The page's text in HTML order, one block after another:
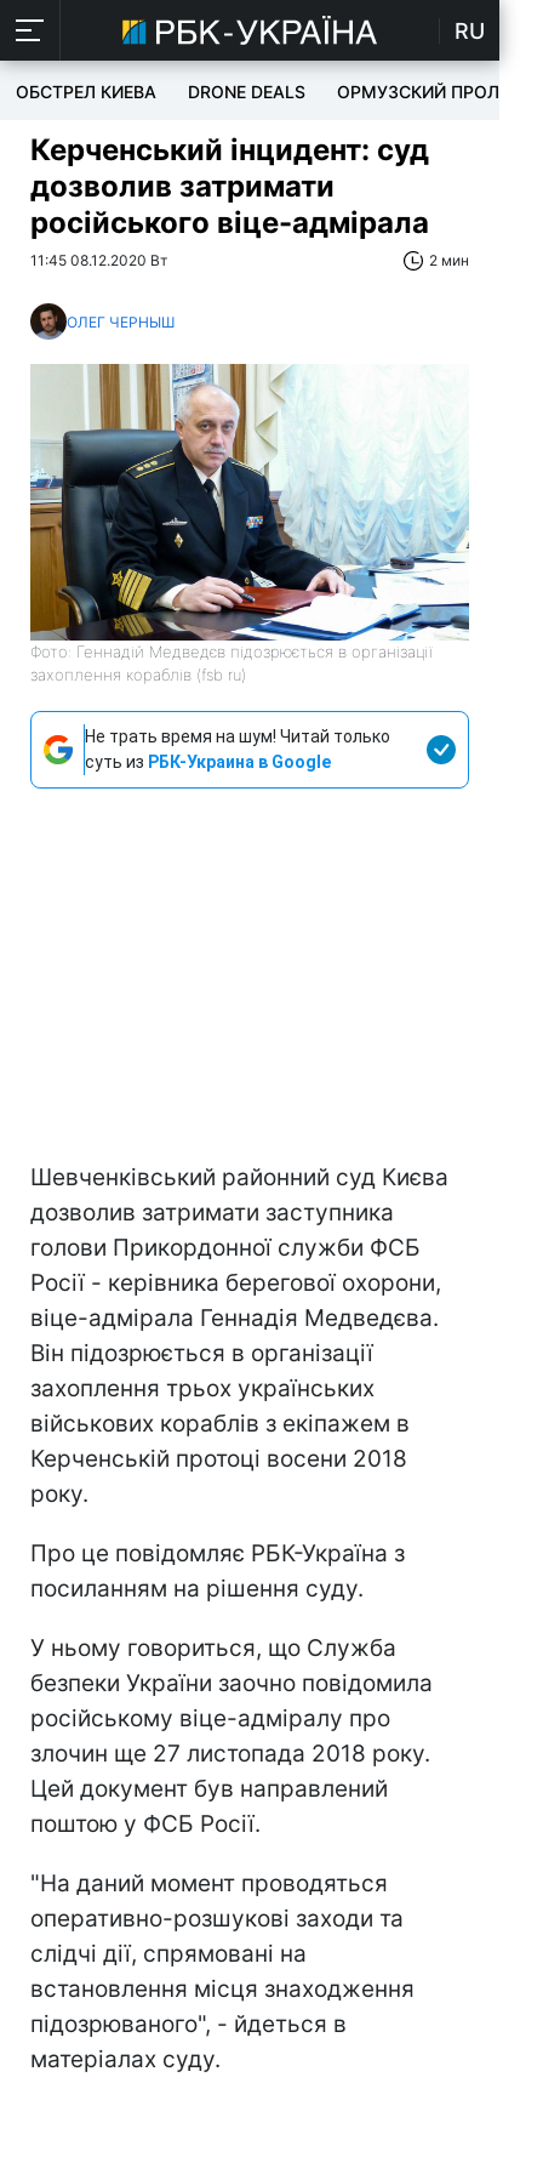
RU
ОБСТРЕЛ КИЕВА DRONE DEALS ОРМУЗСКИЙ ПРОЛИВ
Керченський інцидент: суд
дозволив затримати
російського віце-адмірала
11:45 08.12.2020 Вт 2 мин
ОЛЕГ ЧЕРНЫШ
Фото: Геннадій Медведєв підозрюється в організації
захоплення кораблів (fsb ru)
Не трать время на шум! Читай только
суть из РБК-Украина в Google
Шевченківський районний суд Києва
дозволив затримати заступника
голови Прикордонної служби ФСБ
Росії - керівника берегової охорони,
віце-адмірала Геннадія Медведєва.
Він підозрюється в організації
захоплення трьох українських
військових кораблів з екіпажем в
Керченській протоці восени 2018
року.
Про це повідомляє РБК-Україна з
посиланням на рішення суду.
У ньому говориться, що Служба
безпеки України заочно повідомила
російському віце-адміралу про
злочин ще 27 листопада 2018 року.
Цей документ був направлений
поштою у ФСБ Росії.
"На даний момент проводяться
оперативно-розшукові заходи та
слідчі дії, спрямовані на
встановлення місця знаходження
підозрюваного", - йдеться в
матеріалах суду.